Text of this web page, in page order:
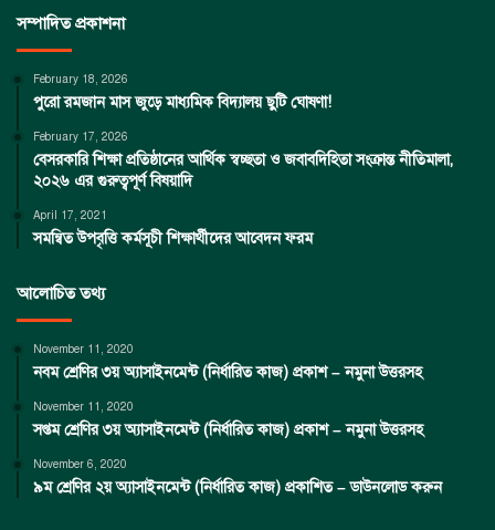
সম্পাদিত প্রকাশনা
February 18, 2026
পুরো রমজান মাস জুড়ে মাধ্যমিক বিদ্যালয় ছুটি ঘোষণা!
February 17, 2026
বেসরকারি শিক্ষা প্রতিষ্ঠানের আর্থিক স্বচ্ছতা ও জবাবদিহিতা সংক্রান্ত নীতিমালা,
২০২৬ এর গুরুত্বপূর্ণ বিষয়াদি
April 17, 2021
সমন্বিত উপবৃত্তি কর্মসূচী শিক্ষার্থীদের আবেদন ফরম
আলোচিত তথ্য
November 11, 2020
নবম শ্রেণির ৩য় অ্যাসাইনমেন্ট (নির্ধারিত কাজ) প্রকাশ – নমুনা উত্তরসহ
November 11, 2020
সপ্তম শ্রেণির ৩য় অ্যাসাইনমেন্ট (নির্ধারিত কাজ) প্রকাশ – নমুনা উত্তরসহ
November 6, 2020
৯ম শ্রেণির ২য় অ্যাসাইনমেন্ট (নির্ধারিত কাজ) প্রকাশিত – ডাউনলোড করুন